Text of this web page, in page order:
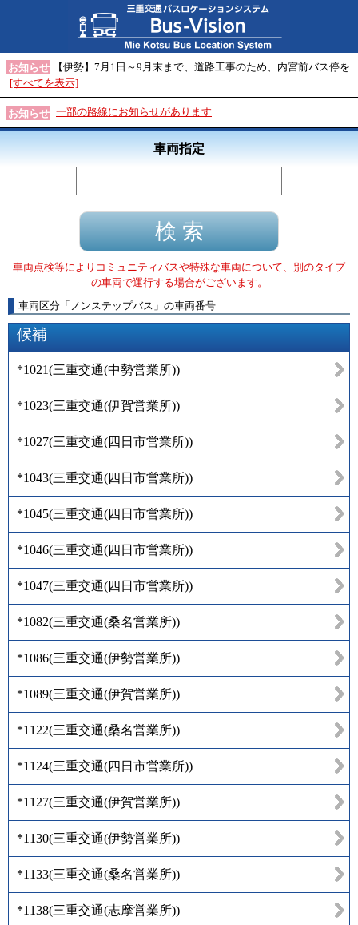
お知らせ
【伊勢】7月1日～9月末まで、道路工事のため、内宮前バス停を
[すべてを表示]
お知らせ 一部の路線にお知らせがあります
車両指定
車両点検等によりコミュニティバスや特殊な車両について、別のタイプ
の車両で運行する場合がございます。
車両区分 「 ノンステップバス 」 の車両番号
候補
*1021(三重交通(中勢営業所))
*1023(三重交通(伊賀営業所))
*1027(三重交通(四日市営業所))
*1043(三重交通(四日市営業所))
*1045(三重交通(四日市営業所))
*1046(三重交通(四日市営業所))
*1047(三重交通(四日市営業所))
*1082(三重交通(桑名営業所))
*1086(三重交通(伊勢営業所))
*1089(三重交通(伊賀営業所))
*1122(三重交通(桑名営業所))
*1124(三重交通(四日市営業所))
*1127(三重交通(伊賀営業所))
*1130(三重交通(伊勢営業所))
*1133(三重交通(桑名営業所))
*1138(三重交通(志摩営業所))